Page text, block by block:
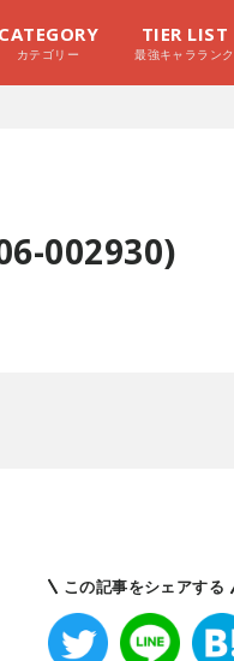
CATEGORY
カテゴリー
TIER LIST
最強キャラランク
002930)
この記事をシェアする